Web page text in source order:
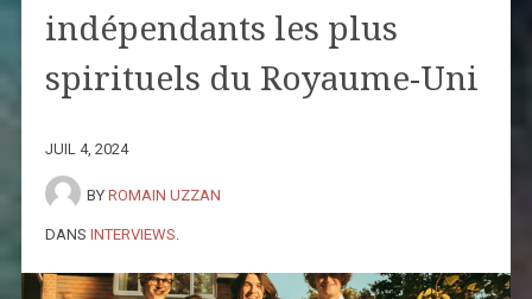
indépendants les plus
spirituels du Royaume-Uni
JUIL 4, 2024
BY ROMAIN UZZAN
DANS INTERVIEWS